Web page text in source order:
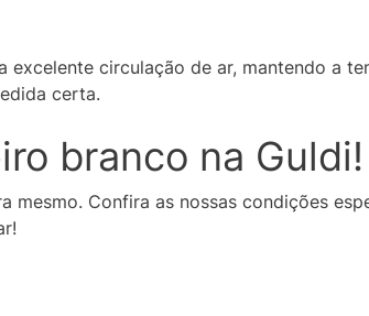
circulação de ar, mantendo a
certa.
branco na Guldi!
mesmo. Confira as nossas condições